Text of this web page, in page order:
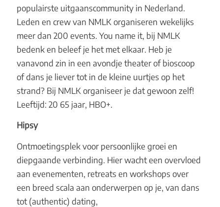
populairste uitgaanscommunity in Nederland.
Leden en crew van NMLK organiseren wekelijks
meer dan 200 events. You name it, bij NMLK
bedenk en beleef je het met elkaar. Heb je
vanavond zin in een avondje theater of bioscoop
of dans je liever tot in de kleine uurtjes op het
strand? Bij NMLK organiseer je dat gewoon zelf!
Leeftijd: 20 65 jaar, HBO+.
Hipsy
Ontmoetingsplek voor persoonlijke groei en
diepgaande verbinding. Hier wacht een overvloed
aan evenementen, retreats en workshops over
een breed scala aan onderwerpen op je, van dans
tot (authentic) dating,